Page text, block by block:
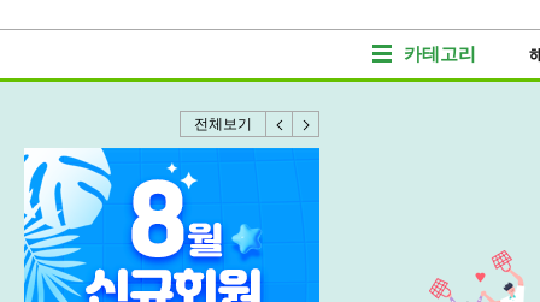
카테고리
전체보기